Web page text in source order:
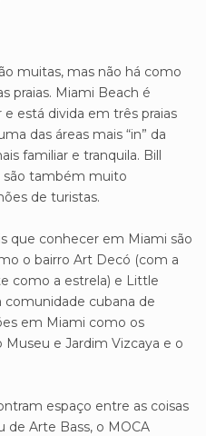
muitas, mas não há como
praias. Miami Beach é
está divida em três praias
das áreas mais “in” da
familiar e tranquila. Bill
são também muito
de turistas.
que conhecer em Miami são
o bairro Art Decó (com a
como a estrela) e Little
comunidade cubana de
em Miami como os
e Jardim Vizcaya e o
espaço entre as coisas
de Arte Bass, o MOCA